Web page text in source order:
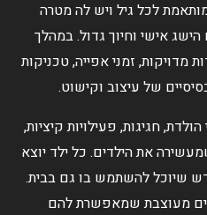
לכל גיל ויש לה מטרה
אישי וחיוך גדול. במהלך
מדויקות, זמני אפייה, טכניקות
של עיצוב וקישוט.
חגיגות, פעילויות קיציות,
את הילדים. כל ילד יוצא
שיוכל להשתמש בו גם בבית.
מעוצבת שמאפשרת להם